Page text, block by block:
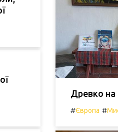
Древко на
#Європа #